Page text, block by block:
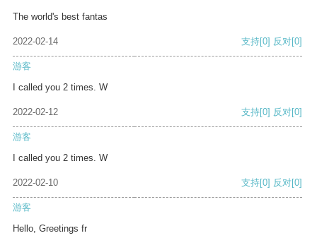
The world's best fantas
2022-02-14 支持[0] 反对[0]
游客
I called you 2 times. W
2022-02-12 支持[0] 反对[0]
游客
I called you 2 times. W
2022-02-10 支持[0] 反对[0]
游客
Hello, Greetings fr